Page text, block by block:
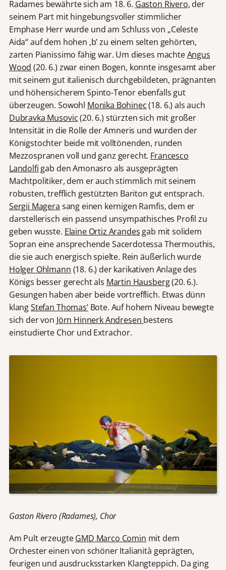
Radames bewährte sich am 18. 6. Gaston Rivero, der
seinem Part mit hingebungsvoller stimmlicher
Emphase Herr wurde und am Schluss von „Celeste
Aida“ auf dem hohen ‚b’ zu einem selten gehörten,
zarten Pianissimo fähig war. Um dieses machteAngus
Wood (20. 6.) zwar einen Bogen, konnte insgesamt aber
mit seinem gut italienisch durchgebildeten, prägnanten
und höhensicherem Spinto-Tenor ebenfalls gut
überzeugen. Sowohl Monika Bohinec(18. 6.) als auch
Dubravka Musovic(20. 6.) stürzten sich mit großer
Intensität in die Rolle der Amneris und wurden der
Königstochter beide mit volltönenden, runden
Mezzospranen voll und ganz gerecht. Francesco
Landolfi gab den Amonasro als ausgeprägten
Machtpolitiker, dem er auch stimmlich mit seinem
robusten, trefflich gestützten Bariton gut entsprach.
Sergii Magera sang einen kernigen Ramfis, dem er
darstellerisch ein passend unsympathisches Profil zu
geben wusste. Elaine Ortiz Arandes gab mit solidem
Sopran eine ansprechende Sacerdotessa Thermouthis,
die sie auch energisch spielte. Rein äußerlich wurde
Holger Ohlmann (18. 6.) der karikativen Anlage des
Königs besser gerecht als Martin Hausberg(20. 6.).
Gesungen haben aber beide vortrefflich. Etwas dünn
klangStefan Thomas’Bote. Auf hohem Niveau bewegte
sich der von Jörn Hinnerk Andresen bestens
einstudierte Chor und Extrachor.
Gaston Rivero (Radames), Chor
Am Pult erzeugteGMD Marco Comin mit dem
Orchester einen von schöner Italianità geprägten,
feurigen und ausdrucksstarken Klangteppich. Da ging